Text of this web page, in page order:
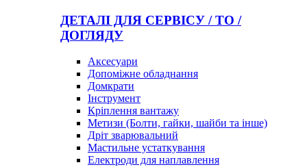
ДЕТАЛІ ДЛЯ СЕРВІСУ / ТО /
ДОГЛЯДУ
Аксесуари
Допоміжне обладнання
Домкрати
Інструмент
Кріплення вантажу
Метизи (Болти, гайки, шайби та інше)
Дріт зварювальний
Мастильне устаткування
Електроди для наплавлення